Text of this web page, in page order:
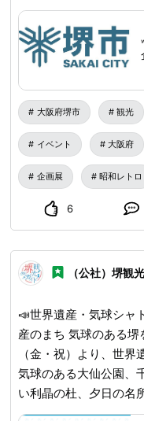
17:15（入館は16：30まで） サンクス・イベ
（水）〜5日（日） 📍 場
くは「堺市博物館」で
syowakioku.html
大阪府堺市 観光
イベント 大阪府
企画展 昭和レトロ
6
（公社）堺観光
📣世界遺産・気球シャトル
産のまち 気球のある
（金・祝）より、世
気球のある大仙公園、
い利晶の杜、夕日の名
堺観光をもっと自由に